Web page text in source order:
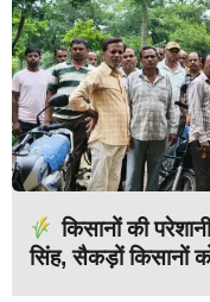
किसानों की
सिंह, सैकड़ों किसानों